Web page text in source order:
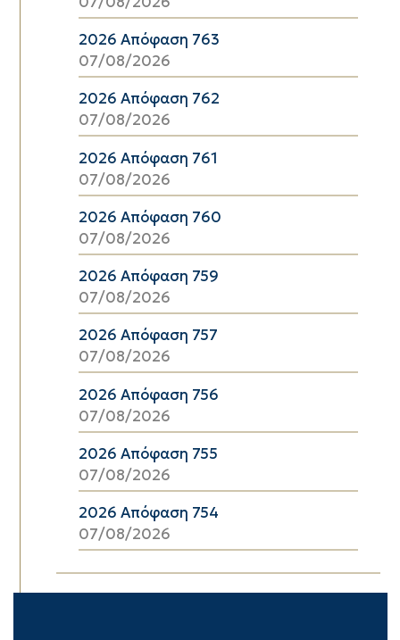
2026 Απόφαση 763
07/08/2026
2026 Απόφαση 762
07/08/2026
2026 Απόφαση 761
07/08/2026
2026 Απόφαση 760
07/08/2026
2026 Απόφαση 759
07/08/2026
2026 Απόφαση 757
07/08/2026
2026 Απόφαση 756
07/08/2026
2026 Απόφαση 755
07/08/2026
2026 Απόφαση 754
07/08/2026